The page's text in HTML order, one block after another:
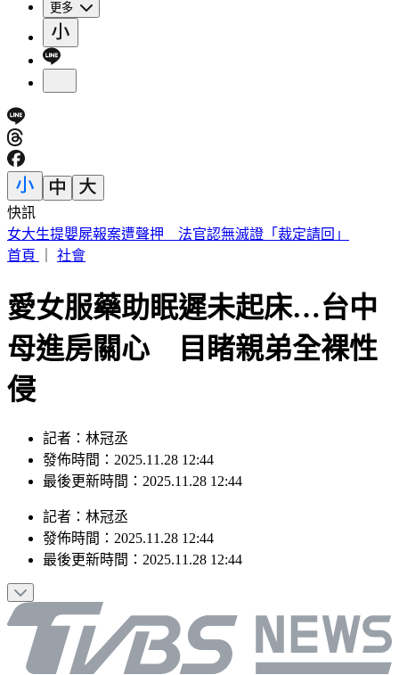
更多
快訊
續任3天赴美遴選 清大校長高為元首發聲致歉
首頁
社會
愛女服藥助眠遲未起床…台中
母進房關心 目睹親弟全裸性
侵
記者：林冠丞
發佈時間：2025.11.28 12:44
最後更新時間：2025.11.28 12:44
記者 ： 林冠丞
發佈時間： 2025.11.28 12:44
最後更新時間： 2025.11.28 12:44